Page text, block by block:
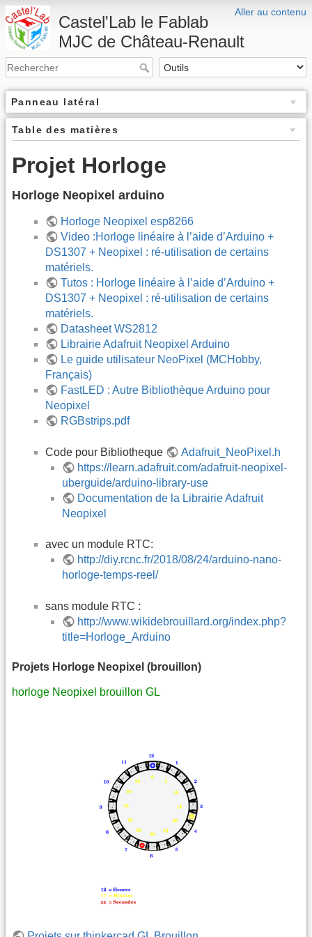
Aller au contenu
Castel'Lab le Fablab
MJC de Château-Renault
Panneau latéral
Table des matières
Projet Horloge
Horloge Neopixel arduino
Horloge Neopixel esp8266
Video :Horloge linéaire à l’aide d’Arduino +
DS1307 + Neopixel : ré-utilisation de certains
matériels.
Tutos : Horloge linéaire à l’aide d’Arduino +
DS1307 + Neopixel : ré-utilisation de certains
matériels.
Datasheet WS2812
Librairie Adafruit Neopixel Arduino
Le guide utilisateur NeoPixel (MCHobby,
Français)
FastLED : Autre Bibliothèque Arduino pour
Neopixel
RGBstrips.pdf
Code pour Bibliotheque
Adafruit_NeoPixel.h
https://learn.adafruit.com/adafruit-neopixel-
uberguide/arduino-library-use
Documentation de la Librairie Adafruit
Neopixel
avec un module RTC:
http://diy.rcnc.fr/2018/08/24/arduino-nano-
horloge-temps-reel/
sans module RTC :
http://www.wikidebrouillard.org/index.php?
title=Horloge_Arduino
Projets Horloge Neopixel (brouillon)
horloge Neopixel brouillon GL